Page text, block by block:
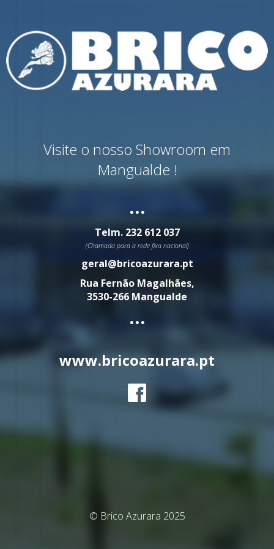
Visite o nosso Showroom em
Mangualde !
...
Telm. 232 612 037
(Chamada para a rede fixa nacional)
geral@bricoazurara.pt
Rua Fernão Magalhães,
3530-266 Mangualde
...
www.bricoazurara.pt
© Brico Azurara 2025